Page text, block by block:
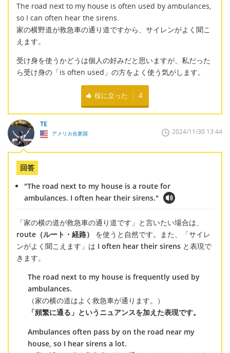
The road next to my house is often used by ambulances,
so I can often hear the sirens.
家の横野道が救急車の通り道ですから、サイレンがよく聞こ
えます。
受け身を使うかどうは個人の好みだと思いますが、私だった
ら受け身の「is often used」の方をよく使う気がします。
役に立った 4
TE
アメリカ合衆国 2024/11/30 13:44
回答
"The road next to my house is a route for
ambulances. I often hear their sirens."
「家の横の道が救急車の通り道です」と言いたい場合は、
route（ルート・経路）
を使うと自然です。また、「サイレ
ンがよく聞こえます」は I often hear their sirens と表現で
きます。
The road next to my house is frequently used by
ambulances.
（家の横の道はよく救急車が通ります。）
「頻繁に通る」というニュアンスを加えた表現です。
Ambulances often pass by on the road near my
house, so I hear sirens a lot.